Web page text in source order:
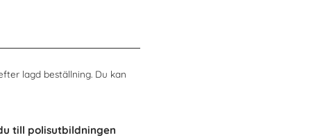
lagd beställning. Du kan
till polisutbildningen